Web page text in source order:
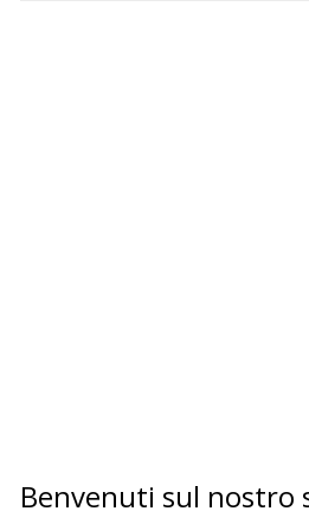
Benvenuti sul nostro